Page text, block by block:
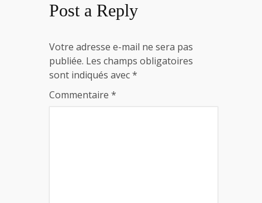
Post a Reply
Votre adresse e-mail ne sera pas
publiée. Les champs obligatoires
sont indiqués avec*
Commentaire *